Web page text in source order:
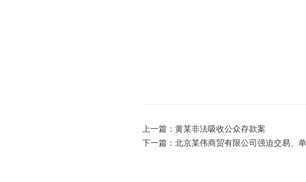
上一篇： 黄某非法吸收公众存款案
下一篇： 北京某伟商贸有限公司强迫交易、